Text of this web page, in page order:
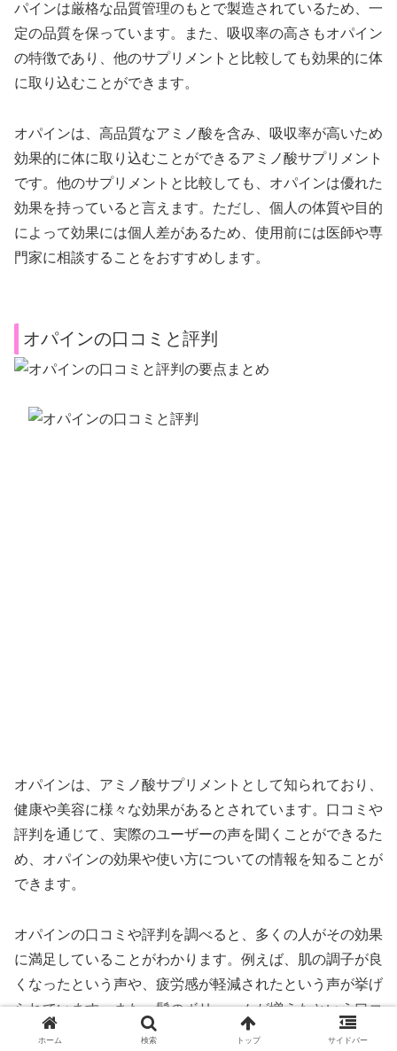
パインは厳格な品質管理のもとで製造されているため、一
定の品質を保っています。また、吸収率の高さもオパイン
の特徴であり、他のサプリメントと比較しても効果的に体
に取り込むことができます。
オパインは、高品質なアミノ酸を含み、吸収率が高いため
効果的に体に取り込むことができるアミノ酸サプリメント
です。他のサプリメントと比較しても、オパインは優れた
効果を持っていると言えます。ただし、個人の体質や目的
によって効果には個人差があるため、使用前には医師や専
門家に相談することをおすすめします。
オパインの口コミと評判
オパインは、アミノ酸サプリメントとして知られており、
健康や美容に様々な効果があるとされています。口コミや
評判を通じて、実際のユーザーの声を聞くことができるた
め、オパインの効果や使い方についての情報を知ることが
できます。
オパインの口コミや評判を調べると、多くの人がその効果
に満足していることがわかります。例えば、肌の調子が良
くなったという声や、疲労感が軽減されたという声が挙げ
られています。また、髪のボリュームが増えたという口コ
ミもあります。これらの口コミは、オパインが健康や美容
ホーム 検索 トップ サイドバー